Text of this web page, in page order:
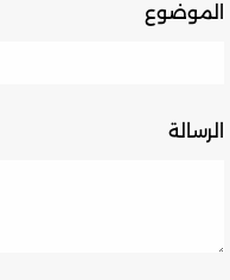
الموضوع
الرسالة